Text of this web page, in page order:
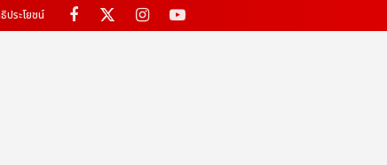
ประโยชน์